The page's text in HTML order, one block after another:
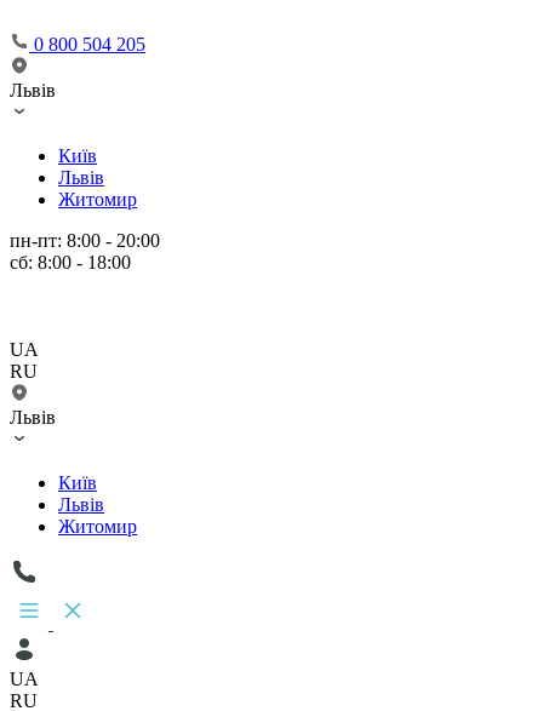
0 800 504 205
Львів
Київ
Львів
Житомир
пн-пт: 8:00 - 20:00
сб: 8:00 - 18:00
UA
RU
Львів
Київ
Львів
Житомир
UA
RU